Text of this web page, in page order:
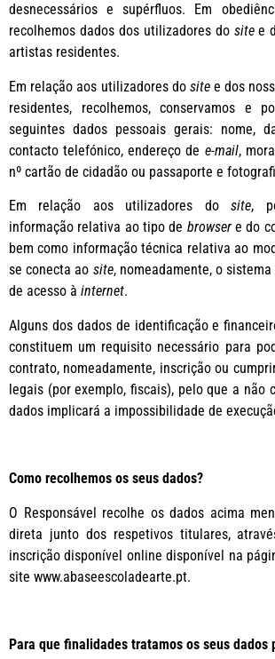
desnecessários e supérfluos. Em
recolhemos dados dos utilizadores do sitee
artistas residentes.
Em relação aos utilizadores do sitee dos
residentes, recolhemos, conservamos e
seguintes dados pessoais gerais: nome,
contacto telefónico, endereço de e-mail,
nº cartão de cidadão ou passaporte e
Em relação aos utilizadores dosite,
informação relativa ao tipo de browsere do
bem como informação técnica relativa ao
se conecta ao site, nomeadamente, o
de acesso à internet.
Alguns dos dados de identificação e
constituem um requisito necessário para
contrato, nomeadamente, inscrição ou
legais (por exemplo, fiscais), pelo que a não
dados implicará a impossibilidade de
Como recolhemos os seus dados?
O Responsável recolhe os dados acima
direta junto dos respetivos titulares,
inscrição disponível online disponível na
site www.abaseescoladearte.pt.
Para que finalidades tratamos os seus dados